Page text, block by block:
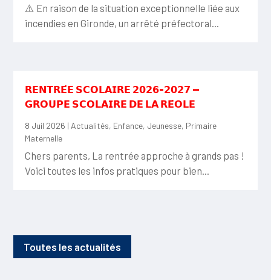
⚠️ En raison de la situation exceptionnelle liée aux
incendies en Gironde, un arrêté préfectoral...
𝗥𝗘𝗡𝗧𝗥𝗘́𝗘 𝗦𝗖𝗢𝗟𝗔𝗜𝗥𝗘 𝟮𝟬𝟮𝟲-𝟮𝟬𝟮𝟳 —
𝗚𝗥𝗢𝗨𝗣𝗘 𝗦𝗖𝗢𝗟𝗔𝗜𝗥𝗘 𝗗𝗘 𝗟𝗔 𝗥𝗘́𝗢𝗟𝗘
8 Juil 2026 | Actualités, Enfance, Jeunesse, Primaire
Maternelle
Chers parents, La rentrée approche à grands pas !
Voici toutes les infos pratiques pour bien...
Toutes les actualités